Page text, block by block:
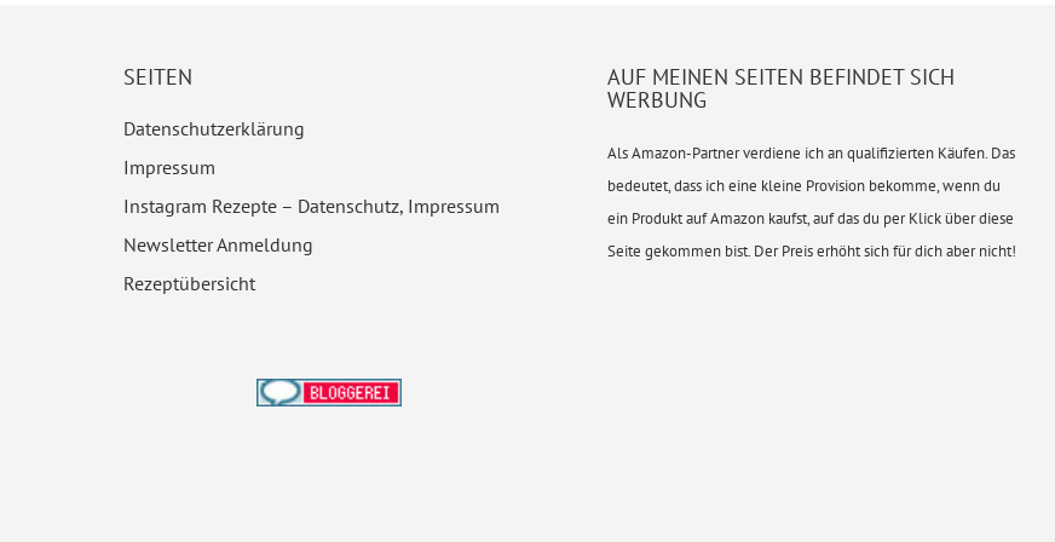
SEITEN
Datenschutzerklärung
Impressum
Instagram Rezepte – Datenschutz, Impressum
Newsletter Anmeldung
Rezeptübersicht
AUF MEINEN SEITEN BEFINDET SICH
WERBUNG
Als Amazon-Partner verdiene ich an qualifizierten Käufen. Das
bedeutet, dass ich eine kleine Provision bekomme, wenn du
ein Produkt auf Amazon kaufst, auf das du per Klick über diese
Seite gekommen bist. Der Preis erhöht sich für dich aber nicht!